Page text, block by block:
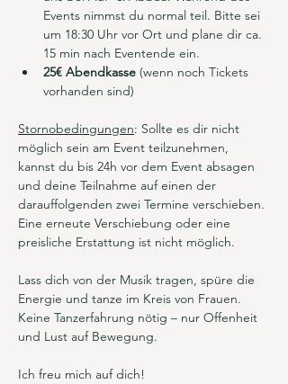
Events nimmst du normal teil. Bitte sei
um 18:30 Uhr vor Ort und plane dir ca.
15 min nach Eventende ein.
25€ Abendkasse (wenn noch Tickets
vorhanden sind)
Stornobedingungen: Sollte es dir nicht
möglich sein am Event teilzunehmen,
kannst du bis 24h vor dem Event absagen
und deine Teilnahme auf einen der
darauffolgenden zwei Termine verschieben.
Eine erneute Verschiebung oder eine
preisliche Erstattung ist nicht möglich.
Lass dich von der Musik tragen, spüre die
Energie und tanze im Kreis von Frauen.
Keine Tanzerfahrung nötig – nur Offenheit
und Lust auf Bewegung.
Ich freu mich auf dich!